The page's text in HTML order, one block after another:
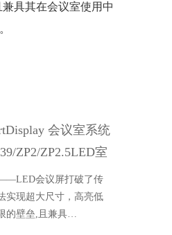
具其在会议室使用中
会议室系统
ZP2/ZP2.5LED室
会议屏打破了传
实现超大尺寸，高亮低
的壁垒,且兼具…